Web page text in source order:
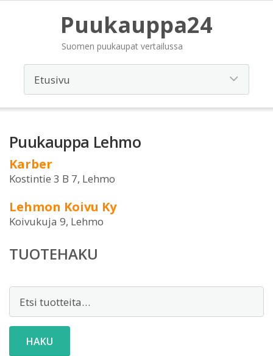
Puukauppa24
Suomen puukaupat vertailussa
Puukauppa Lehmo
Karber
Kostintie 3 B 7, Lehmo
Lehmon Koivu Ky
Koivukuja 9, Lehmo
TUOTEHAKU
HAKU